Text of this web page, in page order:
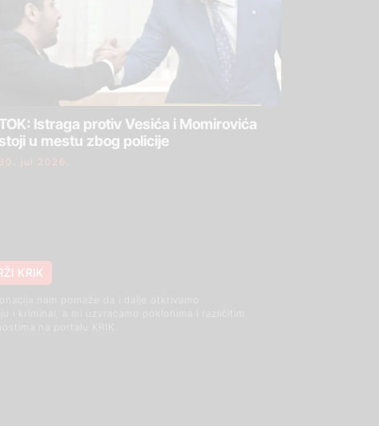
Istraga protiv Vesića i Momirovića
stoji u mestu zbog policije
30. jul 2026.
KRIK
nam pomaže da i dalje otkrivamo
i kriminal, a mi uzvraćamo poklonima i različitim
na portalu KRIK.